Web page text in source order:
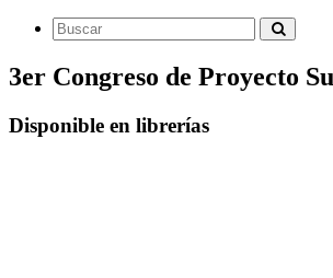
3er Congreso de Proyecto
Disponible en librerías